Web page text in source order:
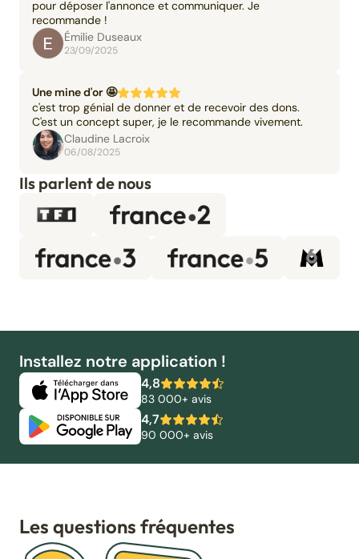
pour déposer l'annonce et communiquer. Je
recommande !
Émilie Duseaux
23/09/2025
Une mine d'or 🤩
c'est trop génial de donner et de recevoir des dons.
C'est un concept super, je le recommande vivement.
Claudine Lacroix
06/08/2025
Ils parlent de nous
Installez notre application !
4,8
83 000+ avis
4,7
90 000+ avis
Les questions fréquentes